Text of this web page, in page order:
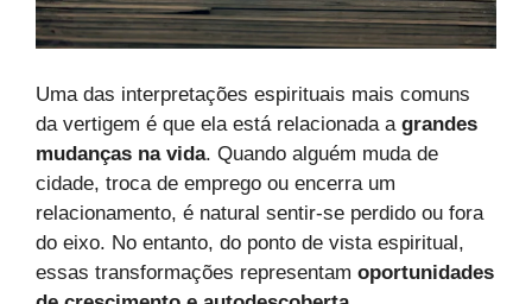
Uma das interpretações espirituais mais comuns
da vertigem é que ela está relacionada a grandes
mudanças na vida. Quando alguém muda de
cidade, troca de emprego ou encerra um
relacionamento, é natural sentir-se perdido ou fora
do eixo. No entanto, do ponto de vista espiritual,
essas transformações representam oportunidades